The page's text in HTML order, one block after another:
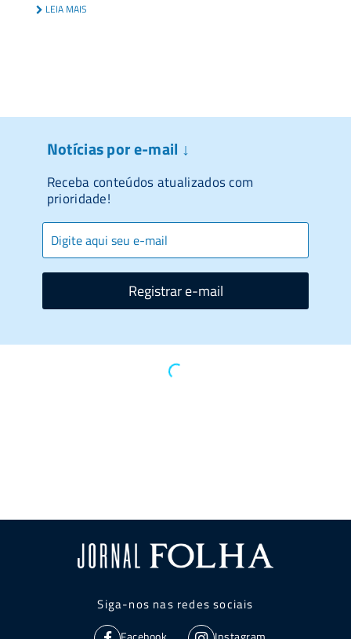
LEIA MAIS
Notícias por e-mail ↓
Receba conteúdos atualizados com
prioridade!
Registrar e-mail
Siga-nos nas redes sociais